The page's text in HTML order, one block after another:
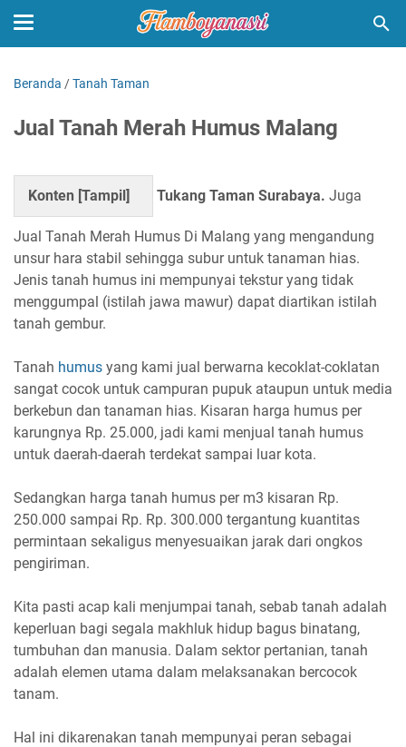
Beranda /Tanah Taman
Jual Tanah Merah Humus Malang
Konten [Tampil] Tukang Taman Surabaya. Juga
Jual Tanah Merah Humus Di Malang yang mengandung
unsur hara stabil sehingga subur untuk tanaman hias.
Jenis tanah humus ini mempunyai tekstur yang tidak
menggumpal (istilah jawa mawur) dapat diartikan istilah
tanah gembur.
Tanah humus yang kami jual berwarna kecoklat-coklatan
sangat cocok untuk campuran pupuk ataupun untuk media
berkebun dan tanaman hias. Kisaran harga humus per
karungnya Rp. 25.000, jadi kami menjual tanah humus
untuk daerah-daerah terdekat sampai luar kota.
Sedangkan harga tanah humus per m3 kisaran Rp.
250.000 sampai Rp. Rp. 300.000 tergantung kuantitas
permintaan sekaligus menyesuaikan jarak dari ongkos
pengiriman.
Kita pasti acap kali menjumpai tanah, sebab tanah adalah
keperluan bagi segala makhluk hidup bagus binatang,
tumbuhan dan manusia. Dalam sektor pertanian, tanah
adalah elemen utama dalam melaksanakan bercocok
tanam.
Hal ini dikarenakan tanah mempunyai peran sebagai